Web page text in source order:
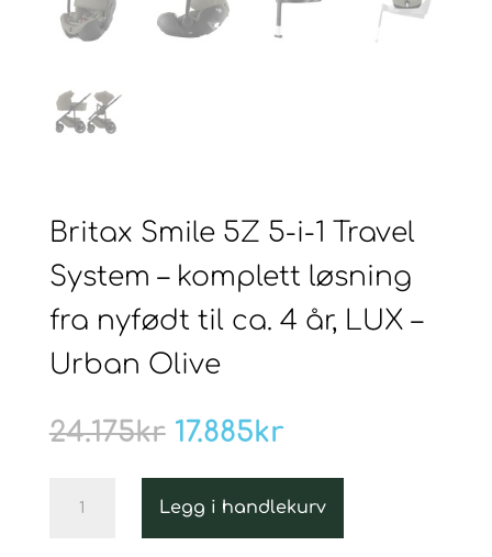
Britax Smile 5Z 5-i-1 Travel
System – komplett løsning
fra nyfødt til ca. 4 år, LUX –
Urban Olive
24.175kr Opprinnelig
var:
24.175kr.
17.885krNåværende
er:
17.885kr.
Smile
Legg i handlekurv